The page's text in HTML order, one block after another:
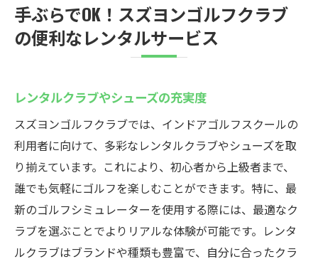
手ぶらでOK！スズヨンゴルフクラブ
の便利なレンタルサービス
レンタルクラブやシューズの充実度
スズヨンゴルフクラブでは、インドアゴルフスクールの
利用者に向けて、多彩なレンタルクラブやシューズを取
り揃えています。これにより、初心者から上級者まで、
誰でも気軽にゴルフを楽しむことができます。特に、最
新のゴルフシミュレーターを使用する際には、最適なク
ラブを選ぶことでよりリアルな体験が可能です。レンタ
ルクラブはブランドや種類も豊富で、自分に合ったクラ